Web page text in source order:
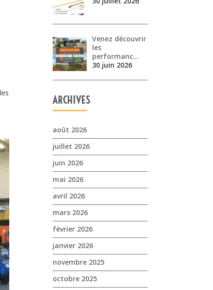
Venez découvrir
les
performanc…
30 juin 2026
ARCHIVES
août 2026
juillet 2026
juin 2026
mai 2026
avril 2026
mars 2026
février 2026
janvier 2026
novembre 2025
octobre 2025